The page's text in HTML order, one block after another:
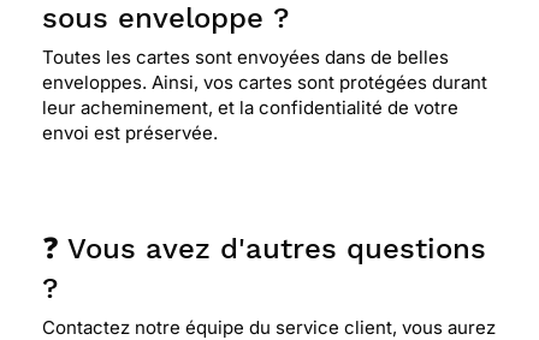
sous enveloppe ?
Toutes les cartes sont envoyées dans de belles
enveloppes. Ainsi, vos cartes sont protégées durant
leur acheminement, et la confidentialité de votre
envoi est préservée.
❓ Vous avez d'autres questions
?
Contactez notre équipe du service client, vous aurez